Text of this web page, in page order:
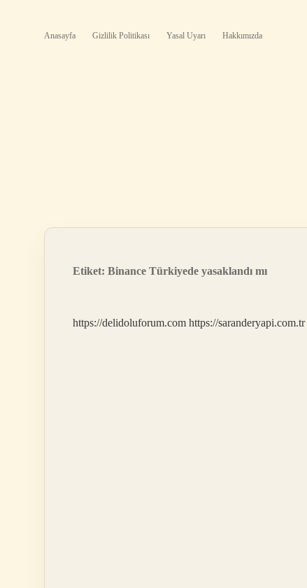
Anasayfa Gizlilik Politikası Yasal Uyarı Hakkımızda
Etiket: Binance Türkiyede yasaklandı mı
https://delidoluforum.com https://saranderyapi.com.tr